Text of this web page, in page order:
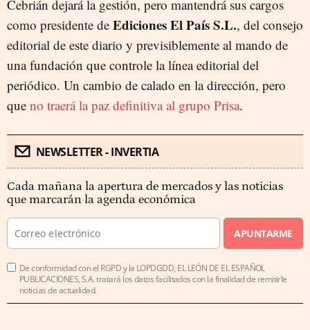
Cebrián dejará la gestión, pero mantendrá sus cargos
como presidente de Ediciones El País S.L., del consejo
editorial de este diario y previsiblemente al mando de
una fundación que controle la línea editorial del
periódico. Un cambio de calado en la dirección, pero
que no traerá la paz definitiva al grupo Prisa.
NEWSLETTER - INVERTIA
Cada mañana la apertura de mercados y las noticias
que marcarán la agenda económica
APUNTARME
De conformidad con el RGPD y la LOPDGDD, EL LEÓN DE EL ESPAÑOL
PUBLICACIONES, S.A. tratará los datos facilitados con la finalidad de remitirle
noticias de actualidad.